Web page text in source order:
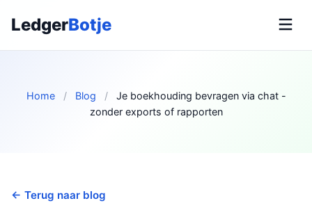
LedgerBotje
Home / Blog /
Je boekhouding bevragen via chat -
zonder exports of rapporten
← Terug naar blog